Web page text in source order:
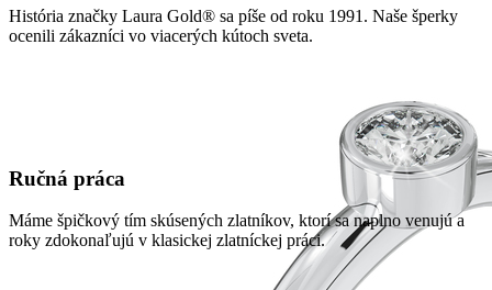
História značky Laura Gold® sa píše od roku 1991. Naše šperky
ocenili zákazníci vo viacerých kútoch sveta.
Ručná práca
Máme špičkový tím skúsených zlatníkov, ktorí sa naplno venujú a
roky zdokonaľujú v klasickej zlatníckej práci.